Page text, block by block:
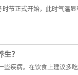
正式开始，此时气温
？
疾病。在饮食上建议